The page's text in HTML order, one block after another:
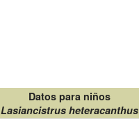
Datos para niños
Lasiancistrus heteracanthus